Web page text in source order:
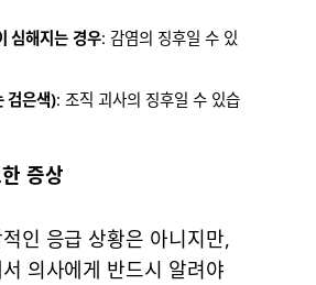
심해지는 경우: 감염의 징후일 수 있
검은색): 조직 괴사의 징후일 수 있습
증상
인 응급 상황은 아니지만,
의사에게 반드시 알려야